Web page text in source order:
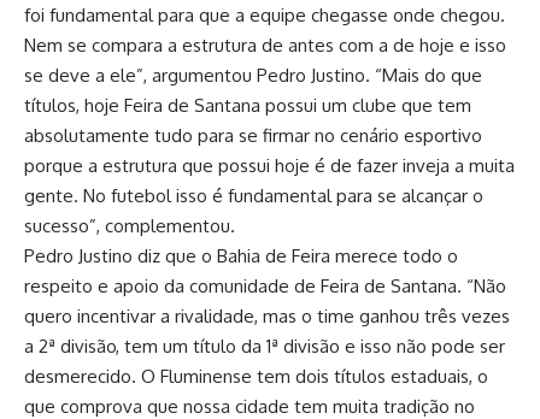
foi fundamental para que a equipe chegasse onde chegou.
Nem se compara a estrutura de antes com a de hoje e isso
se deve a ele”, argumentou Pedro Justino. “Mais do que
títulos, hoje Feira de Santana possui um clube que tem
absolutamente tudo para se firmar no cenário esportivo
porque a estrutura que possui hoje é de fazer inveja a muita
gente. No futebol isso é fundamental para se alcançar o
sucesso”, complementou.
Pedro Justino diz que o Bahia de Feira merece todo o
respeito e apoio da comunidade de Feira de Santana. “Não
quero incentivar a rivalidade, mas o time ganhou três vezes
a 2ª divisão, tem um título da 1ª divisão e isso não pode ser
desmerecido. O Fluminense tem dois títulos estaduais, o
que comprova que nossa cidade tem muita tradição no